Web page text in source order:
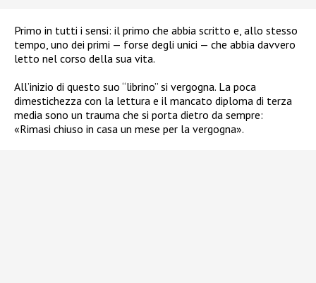
Primo in tutti i sensi: il primo che abbia scritto e, allo stesso
tempo, uno dei primi — forse degli unici — che abbia davvero
letto nel corso della sua vita.
All’inizio di questo suo “librino” si vergogna. La poca
dimestichezza con la lettura e il mancato diploma di terza
media sono un trauma che si porta dietro da sempre:
«Rimasi chiuso in casa un mese per la vergogna».